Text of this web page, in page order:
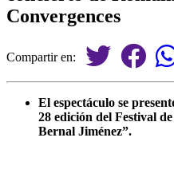
Convergences
Compartir en:
El espectáculo se
28 edición del Festival
Bernal Jiménez”.